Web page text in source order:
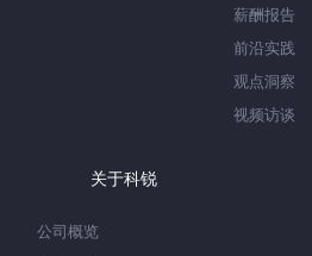
薪酬报告
前沿实践
观点洞察
视频访谈
关于科锐
公司概览